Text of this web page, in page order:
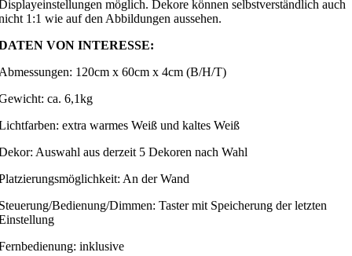
möglich. Dekore können selbstverständlich auch
1:1 wie auf den Abbildungen aussehen.
VON INTERESSE:
120cm x 60cm x 4cm (B/H/T)
ca. 6,1kg
extra warmes Weiß und kaltes Weiß
Auswahl aus derzeit 5 Dekoren nach Wahl
An der Wand
Bedienung/Dimmen: Taster mit Speicherung der letzten
inklusive